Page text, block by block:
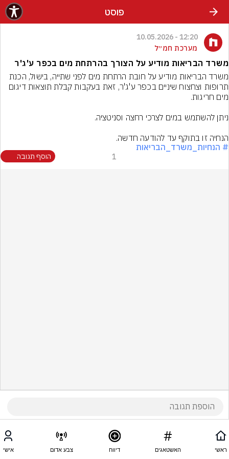
פוסט
12:20 - 10.05.2026
מערכת חמ״ל
משרד הבריאות מודיע על הצורך בהרתחת מים בכפר ע'ג'ר
הנחיה זו בתוקף עד להודעה חדשה.
# הנחיות_משרד_הבריאות
1 הוסף תגובה
ראשי האשטאגים דיווח צבע אדום אישי